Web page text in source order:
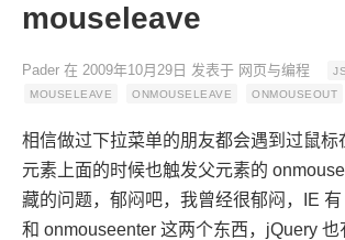
mouseleave
Pader 在 2009年10月29日 发表于 网页与编程 JS
MOUSELEAVE
ONMOUSELEAVE ONMOUSEOUT
相信做过下拉菜单的朋友都会遇到过鼠标
元素上面的时候也触发父元素的
藏的问题，郁闷吧，我曾经很郁闷，IE
和 onmouseenter 这两个东西，jQuery